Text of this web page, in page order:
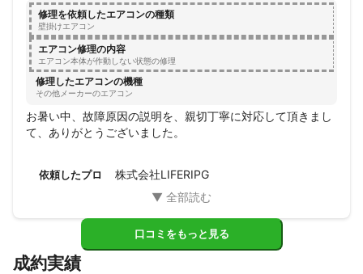
修理を依頼したエアコンの種類
壁掛けエアコン
エアコン修理の内容
エアコン本体が作動しない状態の修理
修理したエアコンの機種
その他メーカーのエアコン
お暑い中、故障原因の説明を、親切丁寧に対応して頂きまし
て、ありがとうございました。
依頼したプロ 株式会社LIFERIPG
口コミをもっと見る
成約実績